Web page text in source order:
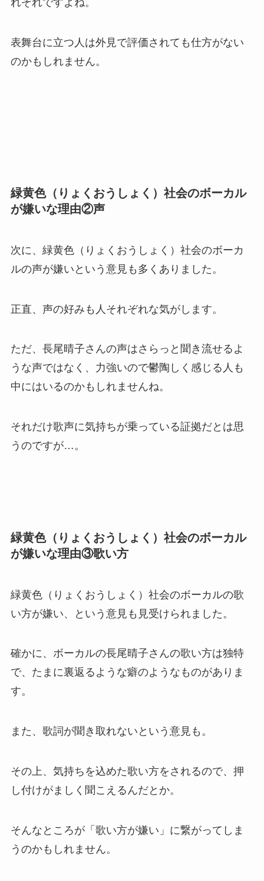
表舞台に立つ人は外見で評価されても仕方がない
のかもしれません。
緑黄色（りょくおうしょく）社会のボーカル
が嫌いな理由②声
次に、緑黄色（りょくおうしょく）社会のボーカ
ルの声が嫌いという意見も多くありました。
正直、声の好みも人それぞれな気がします。
ただ、長尾晴子さんの声はさらっと聞き流せるよ
うな声ではなく、力強いので鬱陶しく感じる人も
中にはいるのかもしれませんね。
それだけ歌声に気持ちが乗っている証拠だとは思
うのですが…。
緑黄色（りょくおうしょく）社会のボーカル
が嫌いな理由③歌い方
緑黄色（りょくおうしょく）社会のボーカルの歌
い方が嫌い、という意見も見受けられました。
確かに、ボーカルの長尾晴子さんの歌い方は独特
で、たまに裏返るような癖のようなものがありま
す。
また、歌詞が聞き取れないという意見も。
その上、気持ちを込めた歌い方をされるので、押
し付けがましく聞こえるんだとか。
そんなところが「歌い方が嫌い」に繋がってしま
うのかもしれません。